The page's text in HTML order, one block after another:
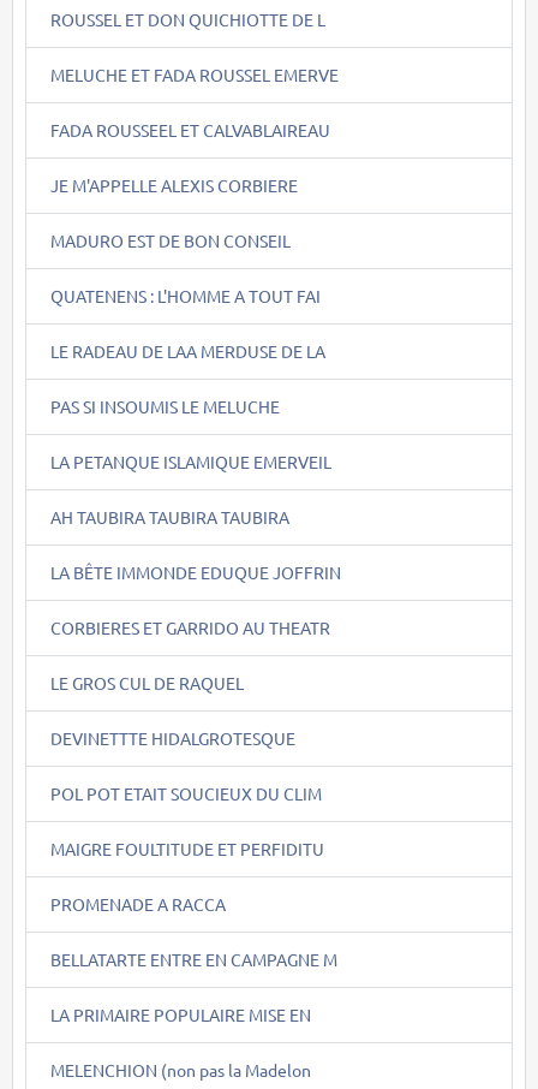
ROUSSEL ET DON QUICHIOTTE DE L
MELUCHE ET FADA ROUSSEL EMERVE
FADA ROUSSEEL ET CALVABLAIREAU
JE M'APPELLE ALEXIS CORBIERE
MADURO EST DE BON CONSEIL
QUATENENS : L'HOMME A TOUT FAI
LE RADEAU DE LAA MERDUSE DE LA
PAS SI INSOUMIS LE MELUCHE
LA PETANQUE ISLAMIQUE EMERVEIL
AH TAUBIRA TAUBIRA TAUBIRA
LA BÊTE IMMONDE EDUQUE JOFFRIN
CORBIERES ET GARRIDO AU THEATR
LE GROS CUL DE RAQUEL
DEVINETTTE HIDALGROTESQUE
POL POT ETAIT SOUCIEUX DU CLIM
MAIGRE FOULTITUDE ET PERFIDITU
PROMENADE A RACCA
BELLATARTE ENTRE EN CAMPAGNE M
LA PRIMAIRE POPULAIRE MISE EN
MELENCHION (non pas la Madelon